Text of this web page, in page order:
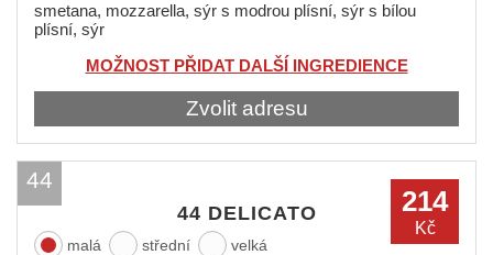
smetana, mozzarella, sýr s modrou plísní, sýr s bílou
plísní, sýr
MOŽNOST PŘIDAT DALŠÍ INGREDIENCE
Zvolit adresu
214
Kč
44 DELICATO
malá střední velká
44